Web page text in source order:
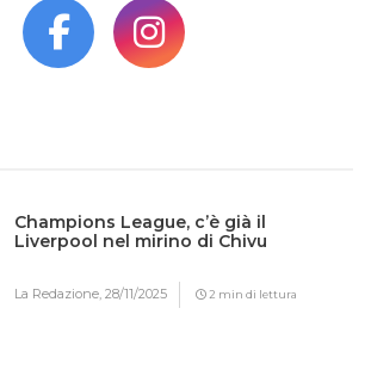
Champions League, c’è già il
Liverpool nel mirino di Chivu
La Redazione,28/11/2025 2 min di lettura